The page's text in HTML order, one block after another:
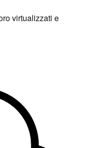
virtualizzati e